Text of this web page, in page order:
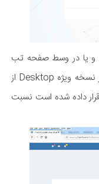
و یا در وسط صفحه تب
ارسال تیکت سریع را کلیک کنید. همچنین در نسخه ویژه Desktop از
داده شده است نسبت